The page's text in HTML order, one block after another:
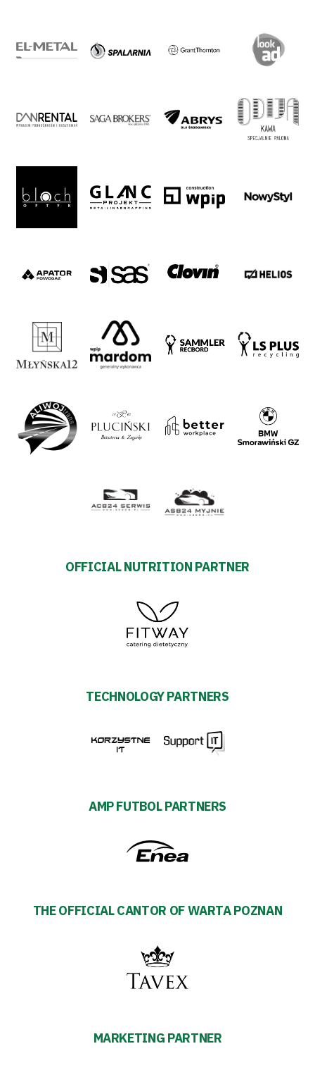
TV
Business
Shop
Privacy
Regulations
Development
Plan
27
ESG
Warta’s
#WORTHdownload
OFFICIAL NUTRITION PARTNER
TECHNOLOGY PARTNERS
AMP FUTBOL PARTNERS
THE OFFICIAL CANTOR OF WARTA POZNAN
MARKETING PARTNER